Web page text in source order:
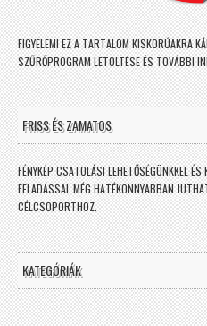
FIGYELEM! EZ A TARTALOM KISKORÚAKRA
SZŰRŐPROGRAM LETÖLTÉSE ÉS TOVÁBBI
FRISS ÉS ZAMATOS
FÉNYKÉP CSATOLÁSI LEHETŐSÉGÜNKKEL
FELADÁSSAL MÉG HATÉKONNYABBAN
CÉLCSOPORTHOZ.
KATEGÓRIÁK